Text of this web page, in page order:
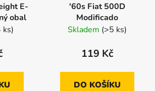
E-
obal
ks)
'60s Fiat 500D
Modificado
Skladem (>5 ks)
119 Kč
DO KOŠÍKU